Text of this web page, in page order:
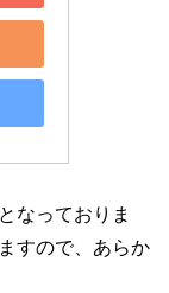
なっておりま
すので、あらか